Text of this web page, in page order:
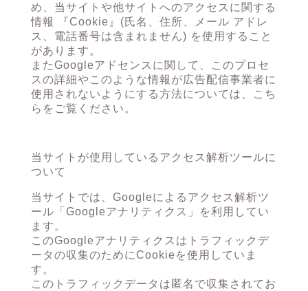
め、当サイトや他サイトへのアクセスに関する
情報 『Cookie』(氏名、住所、メール アドレ
ス、電話番号は含まれません) を使用すること
があります。
またGoogleアドセンスに関して、このプロセ
スの詳細やこのような情報が広告配信事業者に
使用されないようにする方法については、
こち
ら をご覧ください。
当サイトが使用しているアクセス解析ツールに
ついて
当サイトでは、Googleによるアクセス解析ツ
ール「Googleアナリティクス」を利用してい
ます。
このGoogleアナリティクスはトラフィックデ
ータの収集のためにCookieを使用していま
す。
このトラフィックデータは匿名で収集されてお